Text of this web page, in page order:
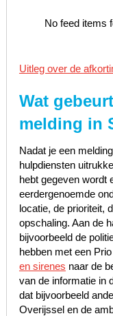
No feed items
Uitleg over de
Wat
melding in
Nadat je een
hulpdiensten
hebt gegeven wordt
eerdergenoemde
locatie, de prioriteit,
opschaling. Aan de
bijvoorbeeld de
hebben met een
en sirenes naar de
van de informatie in
dat bijvoorbeeld
Overijssel en de